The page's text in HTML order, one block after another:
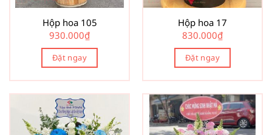
Hộp hoa 105
930.000₫
Đặt ngay
Hộp hoa 17
830.000₫
Đặt ngay